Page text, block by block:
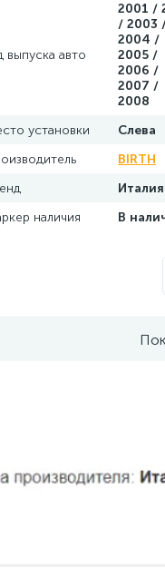
выпуска авто
2001 /
/ 2003
2004 /
2005 /
2006 /
2007 /
2008
установки
Слева
BIRTH
Италия
наличия
В